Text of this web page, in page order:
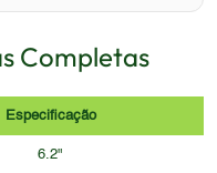
Completas
Especificação
6.2"